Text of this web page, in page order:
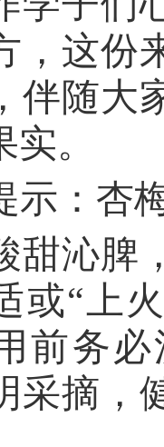
，这份
伴随大
。
示：杏
甜沁脾
或“上
前务
采摘，